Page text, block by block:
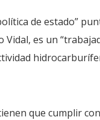
de estado”
Vidal, es un
que cumplir